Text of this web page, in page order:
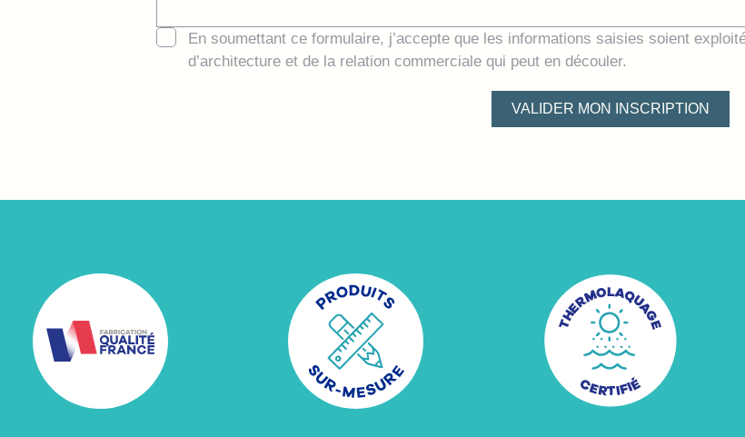
En soumettant ce formulaire, j’accepte que les informations saisies soient
d’architecture et de la relation commerciale qui peut en découler.